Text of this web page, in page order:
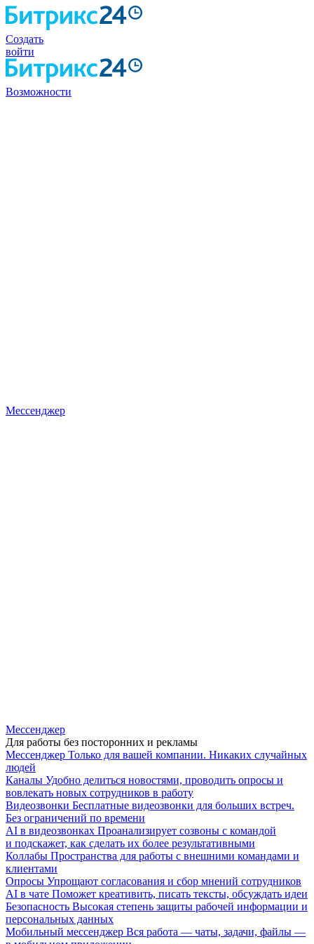
Создать
войти
Возможности
Мессенджер
Мессенджер
Для работы без посторонних и рекламы
Мессенджер Только для вашей компании. Никаких случайных
людей
Каналы Удобно делиться новостями, проводить опросы и
вовлекать новых сотрудников в работу
Видеозвонки Бесплатные видеозвонки для больших встреч.
Без ограничений по времени
AI в видеозвонках Проанализирует созвоны с командой
и подскажет, как сделать их более результативными
Коллабы Пространства для работы с внешними командами и
клиентами
Опросы Упрощают согласования и сбор мнений сотрудников
AI в чате Поможет креативить, писать тексты, обсуждать идеи
Безопасность Высокая степень защиты рабочей информации и
персональных данных
Мобильный мессенджер Вся работа — чаты, задачи, файлы —